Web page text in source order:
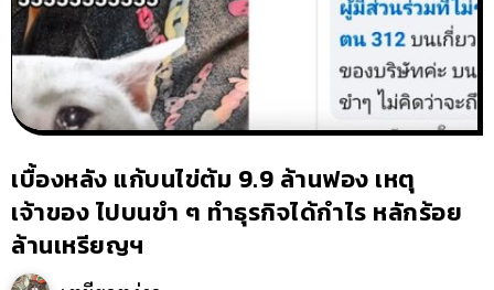
เบื้องหลัง แก้บนไข่ต้ม 9.9 ล้านฟอง เหตุ
เจ้าของ ไปบนขำ ๆ ทำธุรกิจได้กำไร หลักร้อย
ล้านเหรียญฯ